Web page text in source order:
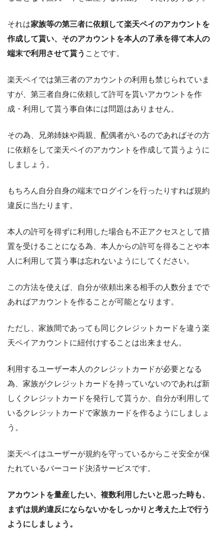
それは家族等の第三者に依頼して楽天ペイのアカウントを
作成して貰い、そのアカウントを本人の了承を得て本人の
端末で利用させて貰う ことです。
楽天ペイでは第三者のアカウントの利用も禁じられていま
すが、第三者自身に依頼して許可を貰いアカウントを作
成・利用して貰う事自体には問題はありません。
その為、兄弟姉妹や両親、配偶者がいるのであればその方
に依頼をして楽天ペイのアカウントを作成して貰うように
しましょう。
もちろん自分自身の端末でログインを行ったりすれば規約
違反に当たります。
本人の許可を得ずに利用した場合も不正アクセスとして措
置を受けることになる為、本人からの許可を得ることや本
人に利用して貰う事は忘れないようにしてください。
この方法を使えば、自分が依頼出来る相手の人数分までで
あればアカウントを作ることが可能となります。
ただし、家族間であっても同じクレジットカードを違う楽
天ペイアカウントに紐付けすることは出来ません。
利用するユーザー本人のクレジットカードが必要となる
為、家族がクレジットカードを持っていないのであれば新
しくクレジットカードを発行して貰うか、自分が利用して
いるクレジットカードで家族カードを作るようにしましょ
う。
楽天ペイはユーザーが規約を守っているからこそ安全が保
たれているバーコード決済サービスです。
アカウントを量産したい、複数利用したいと思った時も、
まずは規約違反にならないかをしっかりと考えた上で行う
ようにしましょう。